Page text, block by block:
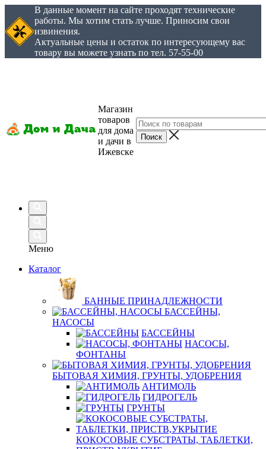
В данные момент на сайте проходят технические
работы. Мы хотим стать лучше. Приносим свои
извинения.
Актуальные цены и остаток по интересующему вас
товару вы можете узнать по тел. 57-55-00
Магазин
товаров
для дома
и дачи в
Ижевске
Меню
Каталог
БАННЫЕ ПРИНАДЛЕЖНОСТИ
БАССЕЙНЫ,
НАСОСЫ
БАССЕЙНЫ
НАСОСЫ,
ФОНТАНЫ
БЫТОВАЯ ХИМИЯ, ГРУНТЫ, УДОБРЕНИЯ
АНТИМОЛЬ
ГИДРОГЕЛЬ
ГРУНТЫ
КОКОСОВЫЕ СУБСТРАТЫ, ТАБЛЕТКИ,